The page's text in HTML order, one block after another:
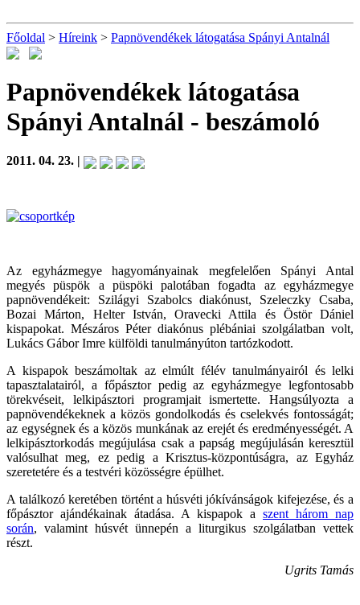
Főoldal > Híreink > Papnövendékek látogatása Spányi Antalnál
Papnövendékek látogatása
Spányi Antalnál - beszámoló
2011. 04. 23. |
Az egyházmegye hagyományainak megfelelően Spányi Antal
megyés püspök a püspöki palotában fogadta az egyházmegye
papnövendékeit: Szilágyi Szabolcs diakónust, Szeleczky Csaba,
Bozai Márton, Helter István, Oravecki Attila és Östör Dániel
kispapokat. Mészáros Péter diakónus plébániai szolgálatban volt,
Lukács Gábor Imre külföldi tanulmányúton tartózkodott.
A kispapok beszámoltak az elmúlt félév tanulmányairól és lelki
tapasztalatairól, a főpásztor pedig az egyházmegye legfontosabb
törekvéseit, lelkipásztori programjait ismertette. Hangsúlyozta a
papnövendékeknek a közös gondolkodás és cselekvés fontosságát;
az egységnek és a közös munkának az erejét és eredményességét. A
lelkipásztorkodás megújulása csak a papság megújulásán keresztül
valósulhat meg, ez pedig a Krisztus-központúságra, az Egyház
szeretetére és a testvéri közösségre épülhet.
A találkozó keretében történt a húsvéti jókívánságok kifejezése, és a
főpásztor ajándékainak átadása. A kispapok a szent három nap
során, valamint húsvét ünnepén a liturgikus szolgálatban vettek
részt.
Ugrits Tamás